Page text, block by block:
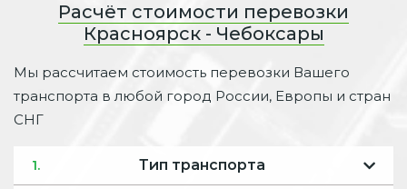
Расчёт стоимости перевозки
Красноярск - Чебоксары
Мы рассчитаем стоимость перевозки Вашего
транспорта в любой город России, Европы и стран
СНГ
1. Тип транспорта